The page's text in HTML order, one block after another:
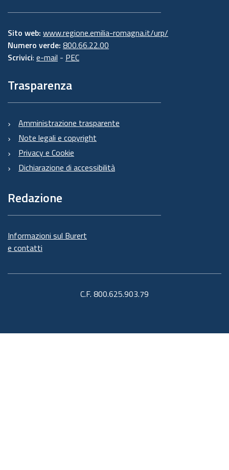
Sito web: www.regione.emilia-romagna.it/urp/
Numero verde: 800.66.22.00
Scrivici: e-mail - PEC
Trasparenza
Amministrazione trasparente
Note legali e copyright
Privacy e Cookie
Dichiarazione di accessibilità
Redazione
Informazioni sul Burert
e contatti
C.F. 800.625.903.79